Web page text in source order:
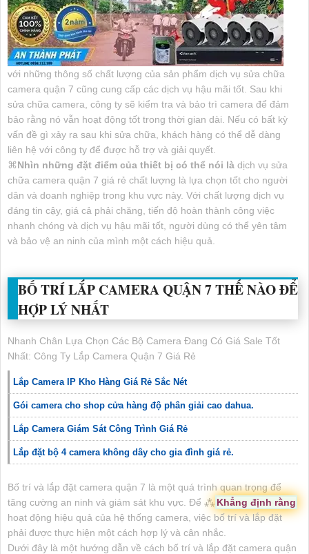
với những thông số chất lượng của sản phẩm dịch vụ sửa chữa
camera quận 7 cũng cung cấp các dịch vụ hậu mãi tốt. Sau khi
sửa chữa camera, công ty sẽ kiểm tra và bảo trì camera để đảm
bảo rằng nó vẫn hoạt động tốt trong thời gian dài. Nếu có bất kỳ
vấn đề gì xảy ra sau khi sửa chữa, khách hàng có thể dễ dàng
liên hệ với công ty để được hỗ trợ và giải quyết.
⌘Nhìn những đặt điểm của thiết bị có thể nói là dịch vụ sửa
chữa camera quận 7 giá rẻ chất lượng là lựa chọn tốt cho người
dân và doanh nghiệp trong khu vực này. Với chất lượng dịch vụ
đáng tin cậy, giá cả phải chăng, tiến độ hoàn thành công việc
nhanh chóng và dịch vụ hậu mãi tốt, người dùng có thể yên tâm
và bảo vệ an ninh của mình một cách hiệu quả.
BỐ TRÍ LẮP CAMERA QUẬN 7 THẾ NÀO ĐỂ
HỢP LÝ NHẤT
Nhanh Chân Lựa Chọn Các Bộ Camera Đang Có Giá Sale Tốt
Nhất: Công Ty Lắp Camera Quận 7 Giá Rẻ
Lắp Camera IP Kho Hàng Giá Rẻ Sắc Nét
Gói camera cho shop cửa hàng độ phân giải cao dahua.
Lắp Camera Giám Sát Công Trình Giá Rẻ
Lắp đặt bộ 4 camera không dây cho gia đình giá rẻ.
Bố trí và lắp đặt camera quận 7 là một quá trình quan trọng để
tăng cường an ninh và giám sát khu vực. Để ⁂Khẳng định rằng
hoạt động hiệu quả của hệ thống camera, việc bố trí và lắp đặt
phải được thực hiện một cách hợp lý và cân nhắc.
Dưới đây là một hướng dẫn về cách bố trí và lắp đặt camera quận